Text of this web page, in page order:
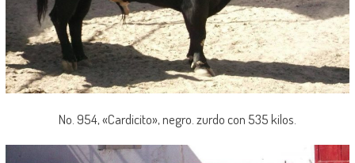
No. 954, «Cardicito», negro. zurdo con 535 kilos.